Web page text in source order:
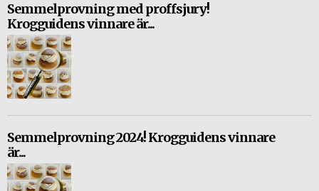
Semmelprovning med proffsjury!
Krogguidens vinnare är...
Semmelprovning 2024! Krogguidens vinnare
är...